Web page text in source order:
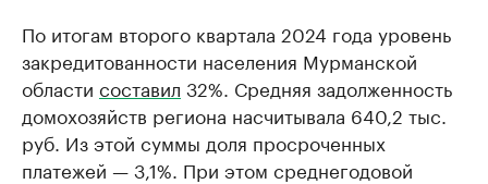
По итогам второго квартала 2024 года уровень
закредитованности населения Мурманской
области составил 32%. Средняя задолженность
домохозяйств региона насчитывала 640,2 тыс.
руб. Из этой суммы доля просроченных
платежей — 3,1%. При этом среднегодовой